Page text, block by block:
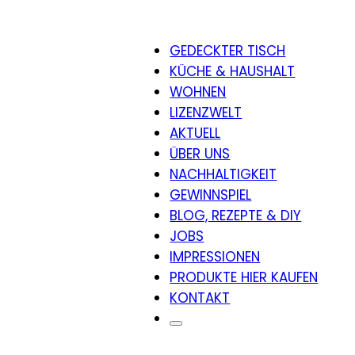
GEDECKTER TISCH
KÜCHE & HAUSHALT
WOHNEN
LIZENZWELT
AKTUELL
ÜBER UNS
NACHHALTIGKEIT
GEWINNSPIEL
BLOG, REZEPTE & DIY
JOBS
IMPRESSIONEN
PRODUKTE HIER KAUFEN
KONTAKT